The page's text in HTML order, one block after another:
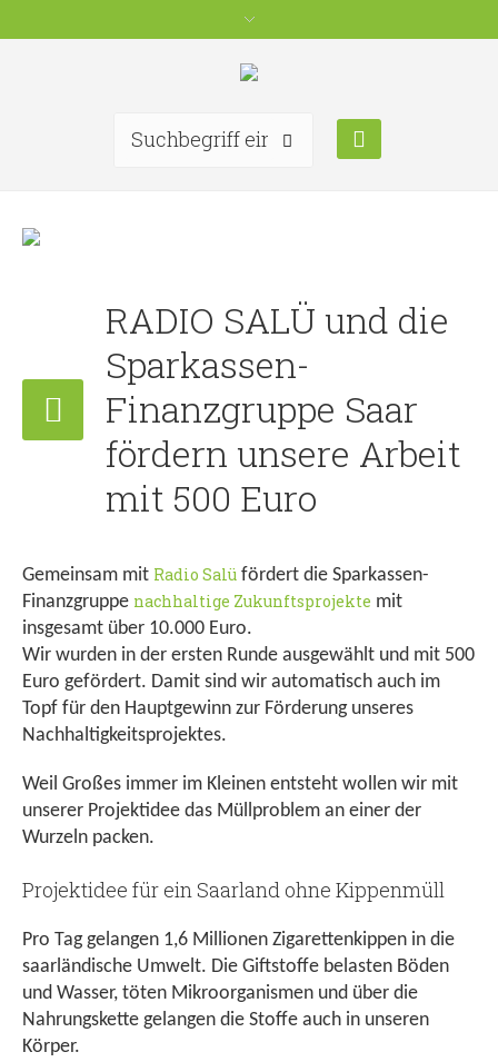
RADIO SALÜ und die
Sparkassen-
Finanzgruppe Saar
fördern unsere Arbeit
mit 500 Euro
Gemeinsam mit Radio Salü fördert die Sparkassen-
Finanzgruppe nachhaltige Zukunftsprojekte mit
insgesamt über 10.000 Euro.
Wir wurden in der ersten Runde ausgewählt und mit 500
Euro gefördert. Damit sind wir automatisch auch im
Topf für den Hauptgewinn zur Förderung unseres
Nachhaltigkeitsprojektes.
Weil Großes immer im Kleinen entsteht wollen wir mit
unserer Projektidee das Müllproblem an einer der
Wurzeln packen.
Projektidee für ein Saarland ohne Kippenmüll
Pro Tag gelangen 1,6 Millionen Zigarettenkippen in die
saarländische Umwelt. Die Giftstoffe belasten Böden
und Wasser, töten Mikroorganismen und über die
Nahrungskette gelangen die Stoffe auch in unseren
Körper.